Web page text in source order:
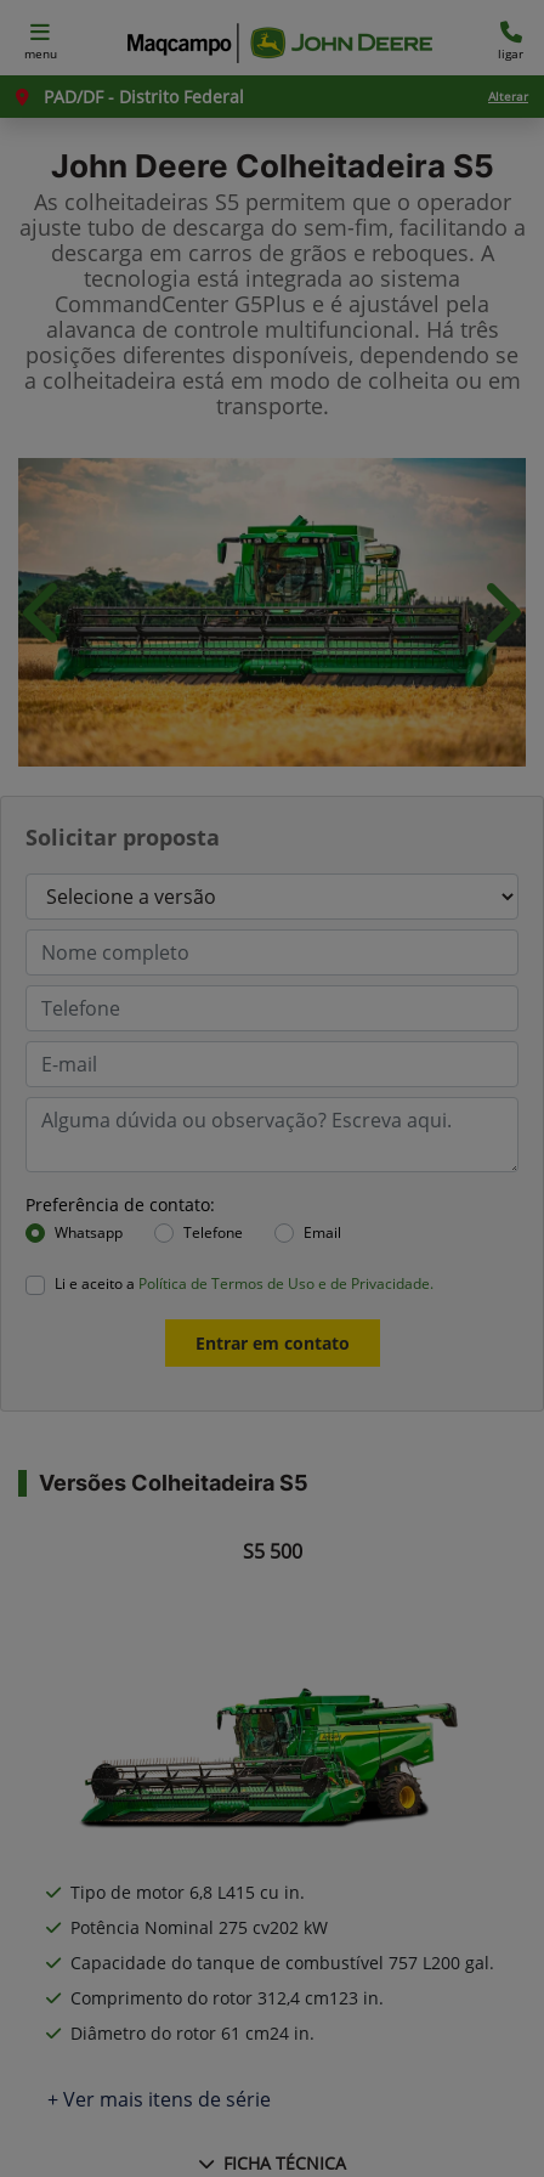
menu ligar
PAD/DF - Distrito Federal Alterar
John Deere Colheitadeira S5
As colheitadeiras S5 permitem que o operador
ajuste tubo de descarga do sem-fim, facilitando a
descarga em carros de grãos e reboques. A
tecnologia está integrada ao sistema
CommandCenter G5Plus e é ajustável pela
alavanca de controle multifuncional. Há três
posições diferentes disponíveis, dependendo se
a colheitadeira está em modo de colheita ou em
transporte.
Solicitar proposta
Preferência de contato:
Whatsapp Telefone Email
Li e aceito a Política de Termos de Uso e de Privacidade.
Entrar em contato
Anterior
Versões Colheitadeira S5
S5 500
Tipo de motor 6,8 L415 cu in.
Potência Nominal 275 cv202 kW
Capacidade do tanque de combustível 757 L200 gal.
Comprimento do rotor 312,4 cm123 in.
Diâmetro do rotor 61 cm24 in.
+ Ver mais itens de série
FICHA TÉCNICA